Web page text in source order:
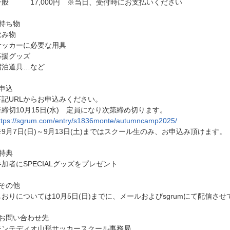
般 17,000円 ※当日、受付時にお支払いください
ち物
み物
ッカーに必要な用具
援グッズ
泊道具…など
込
記URLからお申込みください。
切10月15日(水) 定員になり次第締め切ります。
sgrum.com/entry/s1836monte/autumncamp2025/
月7日(日)～9月13日(土)まではスクール生のみ、お申込み頂けます。
典
加者にSPECIALグッズをプレゼント
の他
おりについては10月5日(日)までに、メールおよびsgrumにて配信させ
問い合わせ先